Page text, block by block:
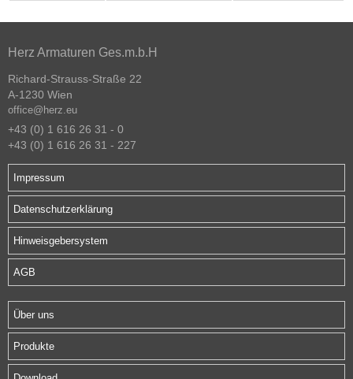
Herz Armaturen Ges.m.b.H
Richard-Strauss-Straße 22
A-1230 Wien
office@herz.eu
+43 (0) 1 616 26 31 - 0
+43 (0) 1 616 26 31 - 227
Impressum
Datenschutzerklärung
Hinweisgebersystem
AGB
Über uns
Produkte